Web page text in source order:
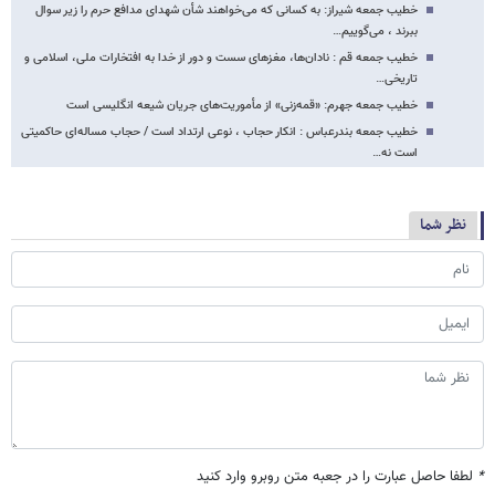
خطیب جمعه شیراز: به کسانی که می‌خواهند شأن شهدای مدافع حرم را زیر سوال
ببرند ، می‌گوییم…
خطیب جمعه قم : نادان‌ها، مغزهای سست و دور از خدا به افتخارات ملی، اسلامی و
تاریخی…
خطیب جمعه جهرم: «قمه‌زنی» از مأموریت‌های جریان شیعه انگلیسی است
خطیب جمعه بندرعباس : انکار حجاب ، نوعی ارتداد است / حجاب مساله‌ای حاکمیتی
است نه…
نظر شما
* لطفا حاصل عبارت را در جعبه متن روبرو وارد کنید